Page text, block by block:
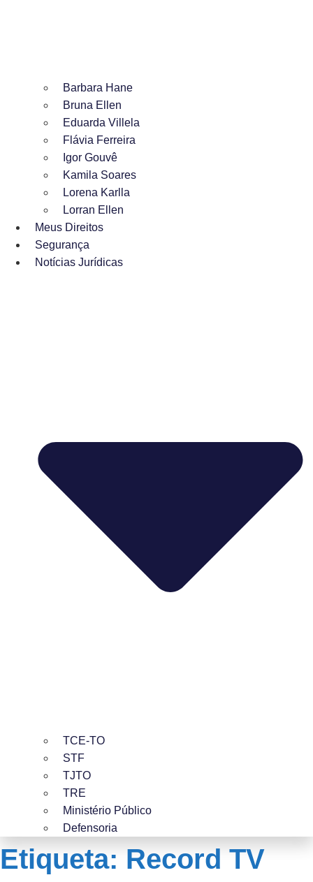
Barbara Hane
Bruna Ellen
Eduarda Villela
Flávia Ferreira
Igor Gouvê
Kamila Soares
Lorena Karlla
Lorran Ellen
Meus Direitos
Segurança
Notícias Jurídicas
TCE-TO
STF
TJTO
TRE
Ministério Público
Defensoria
Etiqueta: Record TV